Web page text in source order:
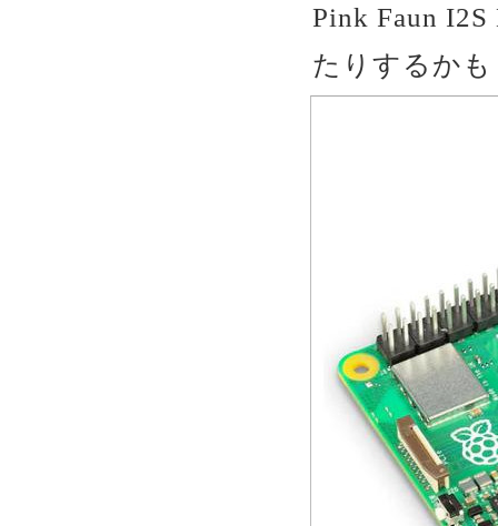
Pink Faun
たりするかも